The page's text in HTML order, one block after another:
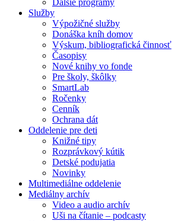
Ďalšie programy
Služby
Výpožičné služby
Donáška kníh domov
Výskum, bibliografická činnosť
Časopisy
Nové knihy vo fonde
Pre školy, škôlky
SmartLab
Ročenky
Cenník
Ochrana dát
Oddelenie pre deti
Knižné tipy
Rozprávkový kútik
Detské podujatia
Novinky
Multimediálne oddelenie
Mediálny archív
Video a audio archív
Uši na čítanie – podcasty